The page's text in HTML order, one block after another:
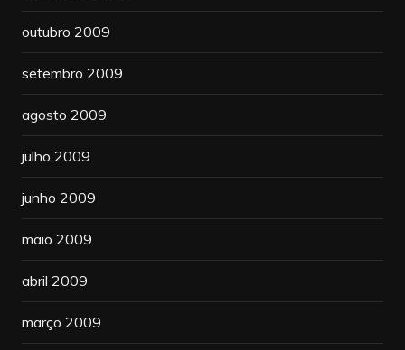
outubro 2009
setembro 2009
agosto 2009
julho 2009
junho 2009
maio 2009
abril 2009
março 2009